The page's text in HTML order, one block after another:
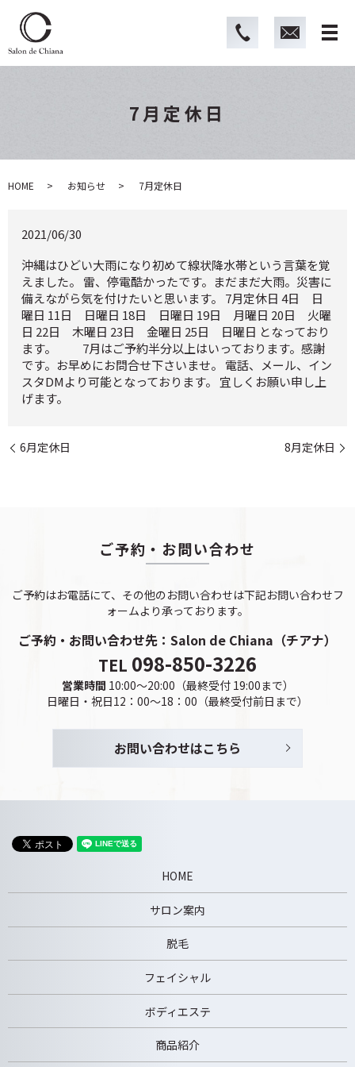
7月定休日
HOME お知らせ 7月定休日
2021/06/30
沖縄はひどい大雨になり初めて線状降水帯という言葉を覚
えました。 雷、停電酷かったです。まだまだ大雨。災害に
備えながら気を付けたいと思います。 7月定休日 4日 日
曜日 11日 日曜日 18日 日曜日 19日 月曜日 20日 火曜
日 22日 木曜日 23日 金曜日 25日 日曜日 となっており
ます。 7月はご予約半分以上はいっております。感謝
です。お早めにお問合せ下さいませ。 電話、メール、イン
スタDMより可能となっております。 宜しくお願い申し上
げます。
6月定休日 8月定休日
ご予約・お問い合わせ
ご予約はお電話にて、その他のお問い合わせは下記お問い合わせフ
ォームより承っております。
ご予約・お問い合わせ先： Salon de Chiana（チアナ）
TEL 098-850-3226
営業時間 10:00～20:00（最終受付 19:00まで）
日曜日・祝日12：00～18：00（最終受付前日まで）
お問い合わせはこちら
HOME
サロン案内
脱毛
フェイシャル
ボディエステ
商品紹介